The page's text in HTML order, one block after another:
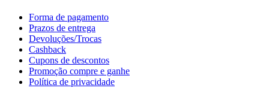
Forma de pagamento
Prazos de entrega
Devoluções/Trocas
Cashback
Cupons de descontos
Promoção compre e ganhe
Política de privacidade